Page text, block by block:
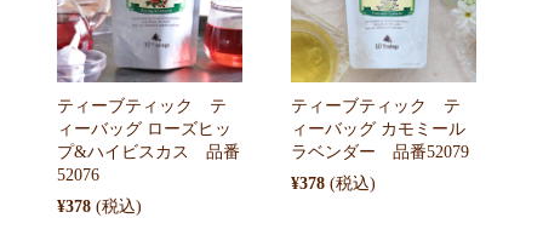
ティーブティック テ
ィーバッグ ローズヒッ
プ&ハイビスカス 品番
52076
¥378
ティーブティック テ
ィーバッグ カモミール
ラベンダー 品番52079
¥378